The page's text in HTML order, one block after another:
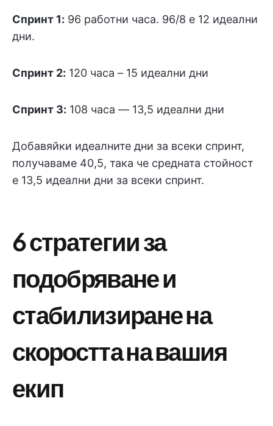
Спринт 1: 96 работни часа. 96/8 е 12 идеални
дни.
Спринт 2: 120 часа – 15 идеални дни
Спринт 3: 108 часа — 13,5 идеални дни
Добавяйки идеалните дни за всеки спринт,
получаваме 40,5, така че средната стойност
е 13,5 идеални дни за всеки спринт.
6 стратегии за
подобряване и
стабилизиране на
скоростта на вашия
екип